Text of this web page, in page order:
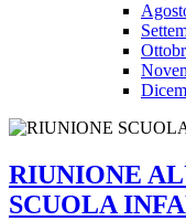
RIUNIONE
SCUOLA